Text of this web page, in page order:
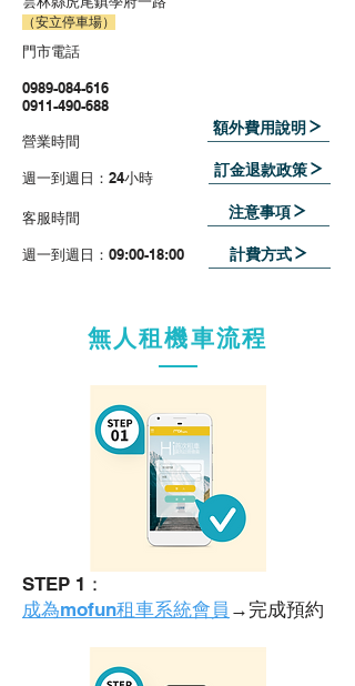
（安立停車場）
​門市電話
0989-084-616
0911-490-688
​營業時間
週一到週日：24小時
額外費用說明
訂金退款政策
注意事項
計費方式
​客服時間
週一到週日：09:00-18:00
無人租機車流程
STEP 1：
成為mofun租車系統會員 →完成預約